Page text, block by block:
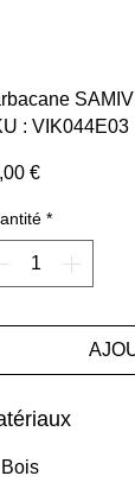
: VIK044E03
€Prix
*
Bois